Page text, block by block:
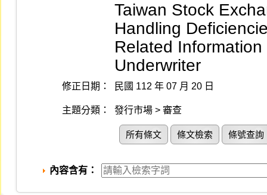
Taiwan Stock
Handling
Related
Underwriter
修正日期： 民國 112 年 07 月 20 日
主題分類： 發行市場 > 審查
所有條文 條文檢索 條號查詢
內容含有：